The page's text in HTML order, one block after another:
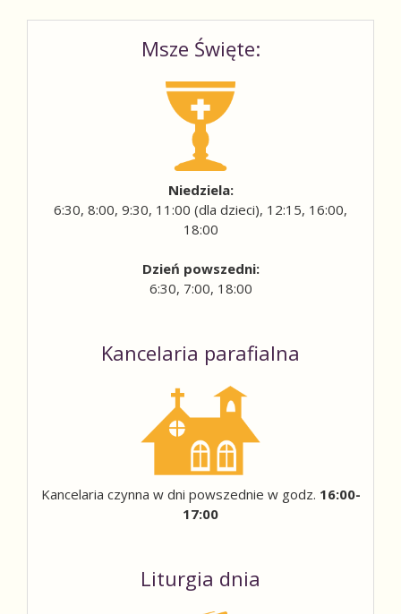
Msze Święte:
Niedziela:
6:30, 8:00, 9:30, 11:00 (dla dzieci), 12:15, 16:00,
18:00
Dzień powszedni:
6:30, 7:00, 18:00
Kancelaria parafialna
Kancelaria czynna w dni powszednie w godz. 16:00-
17:00
Liturgia dnia